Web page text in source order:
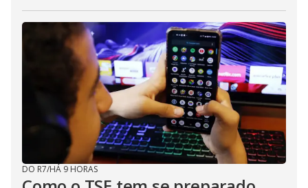
DO R7/HÁ 9 HORAS